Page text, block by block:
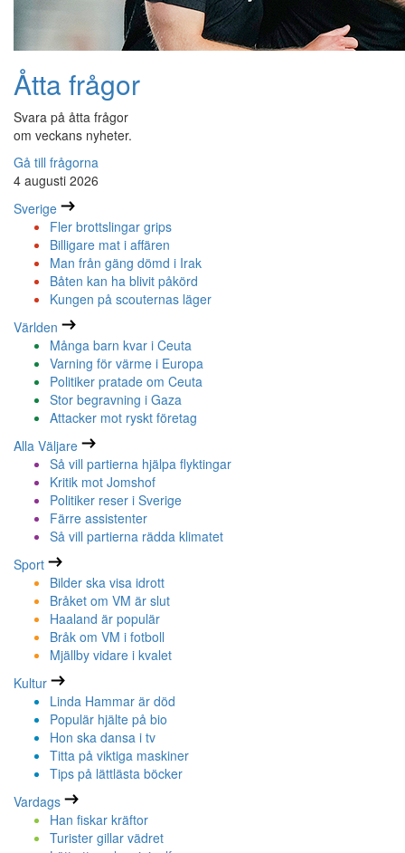
Åtta frågor
Svara på åtta frågor
om veckans nyheter.
Gå till frågorna
4 augusti 2026
Sverige
Fler brottslingar grips
Billigare mat i affären
Man från gäng dömd i Irak
Båten kan ha blivit påkörd
Kungen på scouternas läger
Världen
Många barn kvar i Ceuta
Varning för värme i Europa
Politiker pratade om Ceuta
Stor begravning i Gaza
Attacker mot ryskt företag
Alla Väljare
Så vill partierna hjälpa flyktingar
Kritik mot Jomshof
Politiker reser i Sverige
Färre assistenter
Så vill partierna rädda klimatet
Sport
Bilder ska visa idrott
Bråket om VM är slut
Haaland är populär
Bråk om VM i fotboll
Mjällby vidare i kvalet
Kultur
Linda Hammar är död
Populär hjälte på bio
Hon ska dansa i tv
Titta på viktiga maskiner
Tips på lättlästa böcker
Vardags
Han fiskar kräftor
Turister gillar vädret